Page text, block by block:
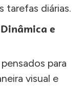
tarefas diárias.
e
para
visual e